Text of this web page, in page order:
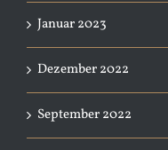
Januar 2023
Dezember 2022
September 2022